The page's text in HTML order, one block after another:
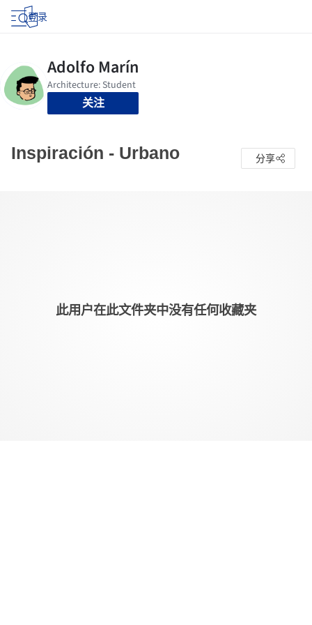
登录
关注
Inspiración - Urbano 分享
此用户在此文件夹中没有任何收藏夹